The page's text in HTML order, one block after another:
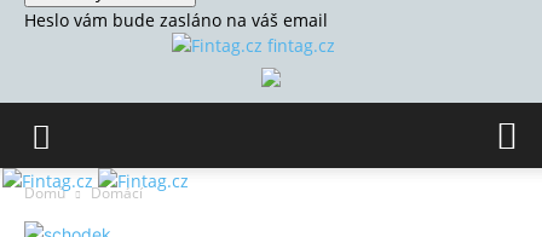
Heslo vám bude zasláno na váš email
fintag.cz
Domů Domácí